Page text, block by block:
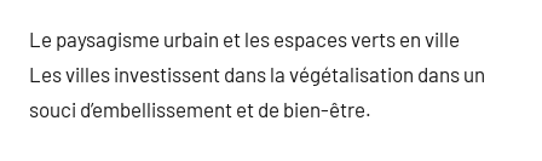
Le paysagisme urbain et les espaces verts en ville
Les villes investissent dans la végétalisation dans un
souci d’embellissement et de bien-être.